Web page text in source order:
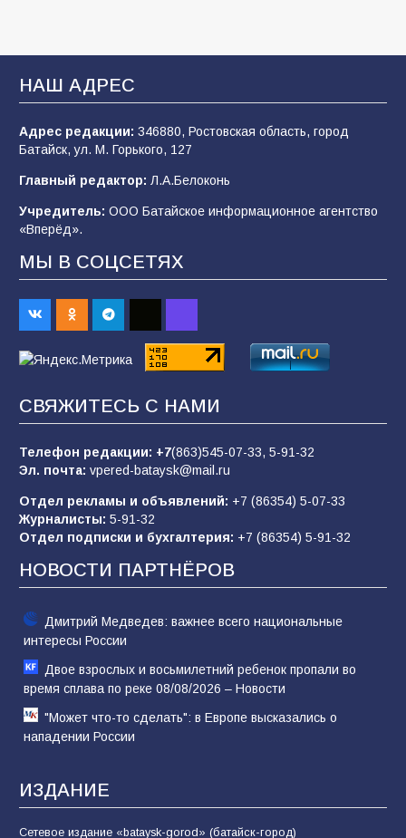
В Батайске продолжаются дорожные работы
106 04.08.2026
после выборов: в Госдуме дали ответ
103 06.08.2026
В детском саду № 35 дети освоили
строительные профессии в ходе
спортивного праздника
07.08.2026
«Слухами Москву не возьмёшь»: почему
заявления Киева о мобилизации — это
отчаяние, а не разведка
83 02.08.2026
Батайчане вышли в финал Всероссийского
конкурса «Большая перемена»
61 04.08.2026
НАШ АДРЕС
Адрес редакции: 346880, Ростовская область, город
Батайск, ул. М. Горького, 127
Главный редактор: Л.А.Белоконь
Учредитель: ООО Батайское информационное агентство
«Вперёд».
МЫ В СОЦСЕТЯХ
СВЯЖИТЕСЬ С НАМИ
Телефон редакции: +7(863)545-07-33, 5-91-32
Эл. почта: vpered-bataysk@mail.ru
Отдел рекламы и объявлений: +7 (86354) 5-07-33
Журналисты: 5-91-32
Отдел подписки и бухгалтерия: +7 (86354) 5-91-32
НОВОСТИ ПАРТНЁРОВ
Дмитрий Медведев: важнее всего национальные
интересы России
Двое взрослых и восьмилетний ребенок пропали во
время сплава по реке 08/08/2026 – Новости
"Может что-то сделать": в Европе высказались о
нападении России
ИЗДАНИЕ
Сетевое издание «bataysk-gorod» (батайск-город)